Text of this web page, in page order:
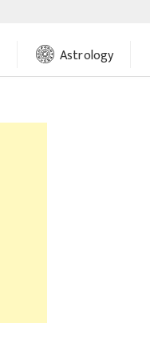
Astrology